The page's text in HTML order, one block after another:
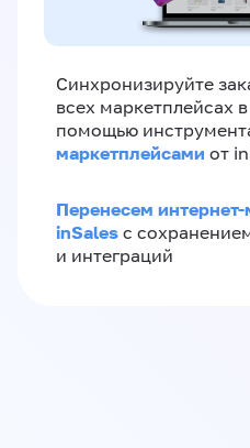
Синхронизируйте
всех маркетплейсах
помощью
маркетплейсами от
Перенесем интернет-
inSales с
и интеграций